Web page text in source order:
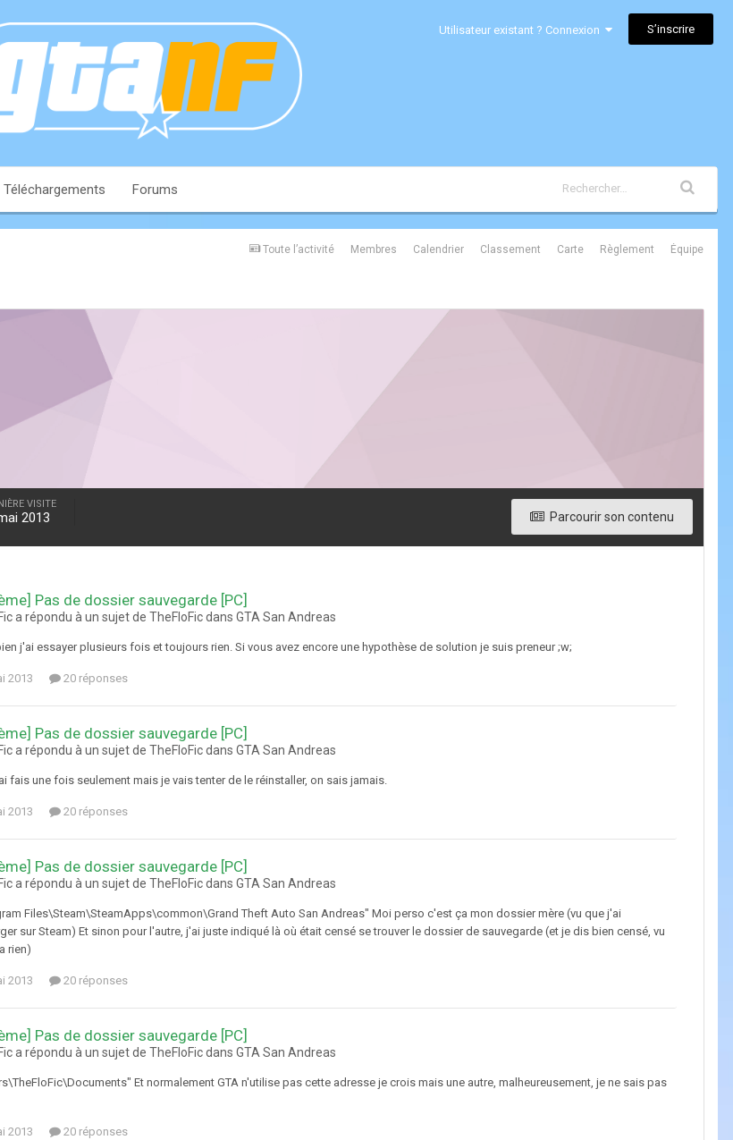
Utilisateur existant ? Connexion S’inscrire
Téléchargements Forums
Toute l’activité Membres Calendrier Classement Carte Règlement Équipe
Parcourir son contenu
VISITE
2013
Pas de dossier sauvegarde [PC]
a répondu à un sujet de TheFloFic dans GTA San Andreas
j'ai essayer plusieurs fois et toujours rien. Si vous avez encore une hypothèse de solution je suis preneur ;w;
2013 20 réponses
Pas de dossier sauvegarde [PC]
a répondu à un sujet de TheFloFic dans GTA San Andreas
fais une fois seulement mais je vais tenter de le réinstaller, on sais jamais.
2013 20 réponses
Pas de dossier sauvegarde [PC]
a répondu à un sujet de TheFloFic dans GTA San Andreas
Files\Steam\SteamApps\common\Grand Theft Auto San Andreas" Moi perso c'est ça mon dossier mère (vu que j'ai
sur Steam) Et sinon pour l'autre, j'ai juste indiqué là où était censé se trouver le dossier de sauvegarde (et je dis bien censé, vu
rien)
2013 20 réponses
Pas de dossier sauvegarde [PC]
a répondu à un sujet de TheFloFic dans GTA San Andreas
Et normalement GTA n'utilise pas cette adresse je crois mais une autre, malheureusement, je ne sais pas
2013 20 réponses